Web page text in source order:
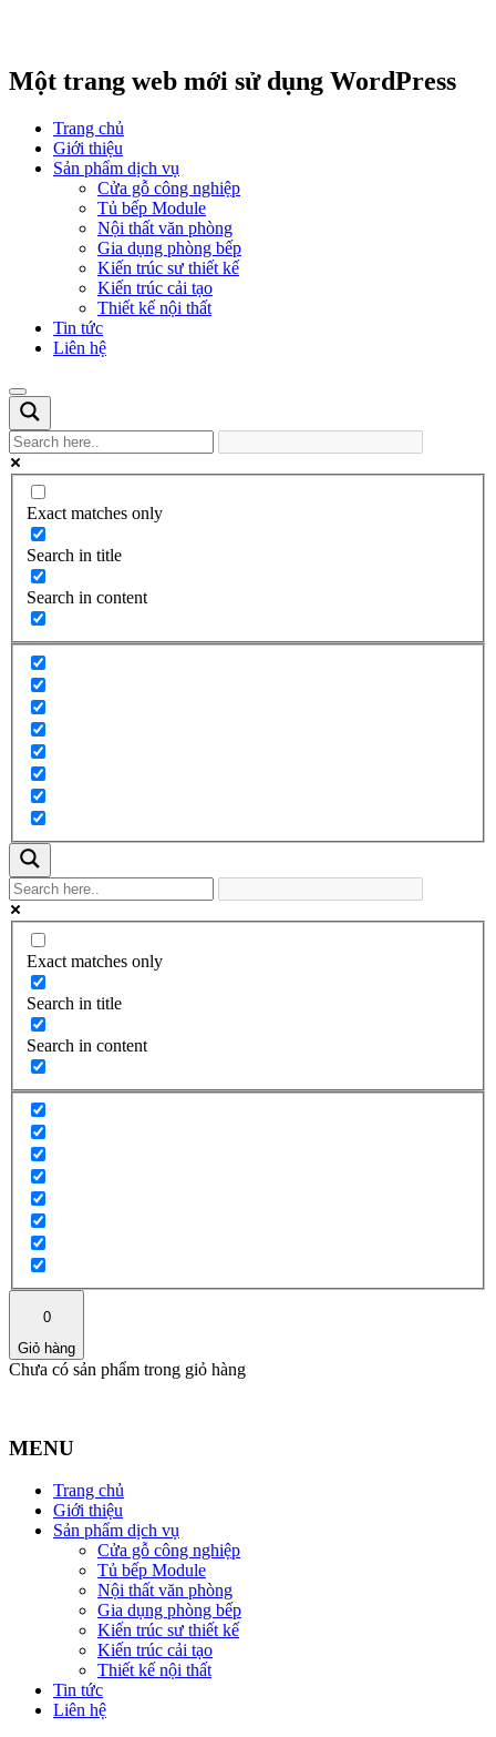
Một trang web mới sử dụng WordPress
Trang chủ
Giới thiệu
Sản phẩm dịch vụ
Cửa gỗ công nghiệp
Tủ bếp Module
Nội thất văn phòng
Gia dụng phòng bếp
Kiến trúc sư thiết kế
Kiến trúc cải tạo
Thiết kế nội thất
Tin tức
Liên hệ
Exact matches only
Search in title
Search in content
Exact matches only
Search in title
Search in content
0
Giỏ hàng
Chưa có sản phẩm trong giỏ hàng
MENU
Trang chủ
Giới thiệu
Sản phẩm dịch vụ
Cửa gỗ công nghiệp
Tủ bếp Module
Nội thất văn phòng
Gia dụng phòng bếp
Kiến trúc sư thiết kế
Kiến trúc cải tạo
Thiết kế nội thất
Tin tức
Liên hệ